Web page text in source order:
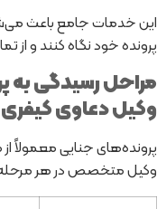
این خدمات جامع باعث
پرونده خود نگاه کنند و از
مراحل رسیدگی به
وکیل دعاوی
پرونده‌های جنایی معمولاً
وکیل متخصص در هر مرحله